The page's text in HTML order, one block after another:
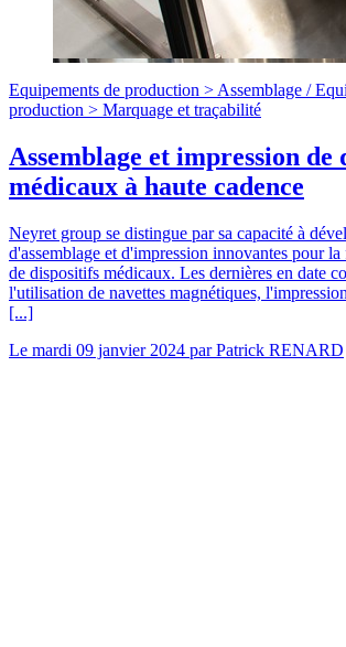
Equipements de production >Assemblage /
production > Marquage et traçabilité
Assemblage et impression de
médicaux à haute cadence
Neyret group se distingue par sa capacité à
d'assemblage et d'impression innovantes pour
de dispositifs médicaux. Les dernières en date
l'utilisation de navettes magnétiques,
[...]
Le mardi 09 janvier 2024 parPatrick RENARD